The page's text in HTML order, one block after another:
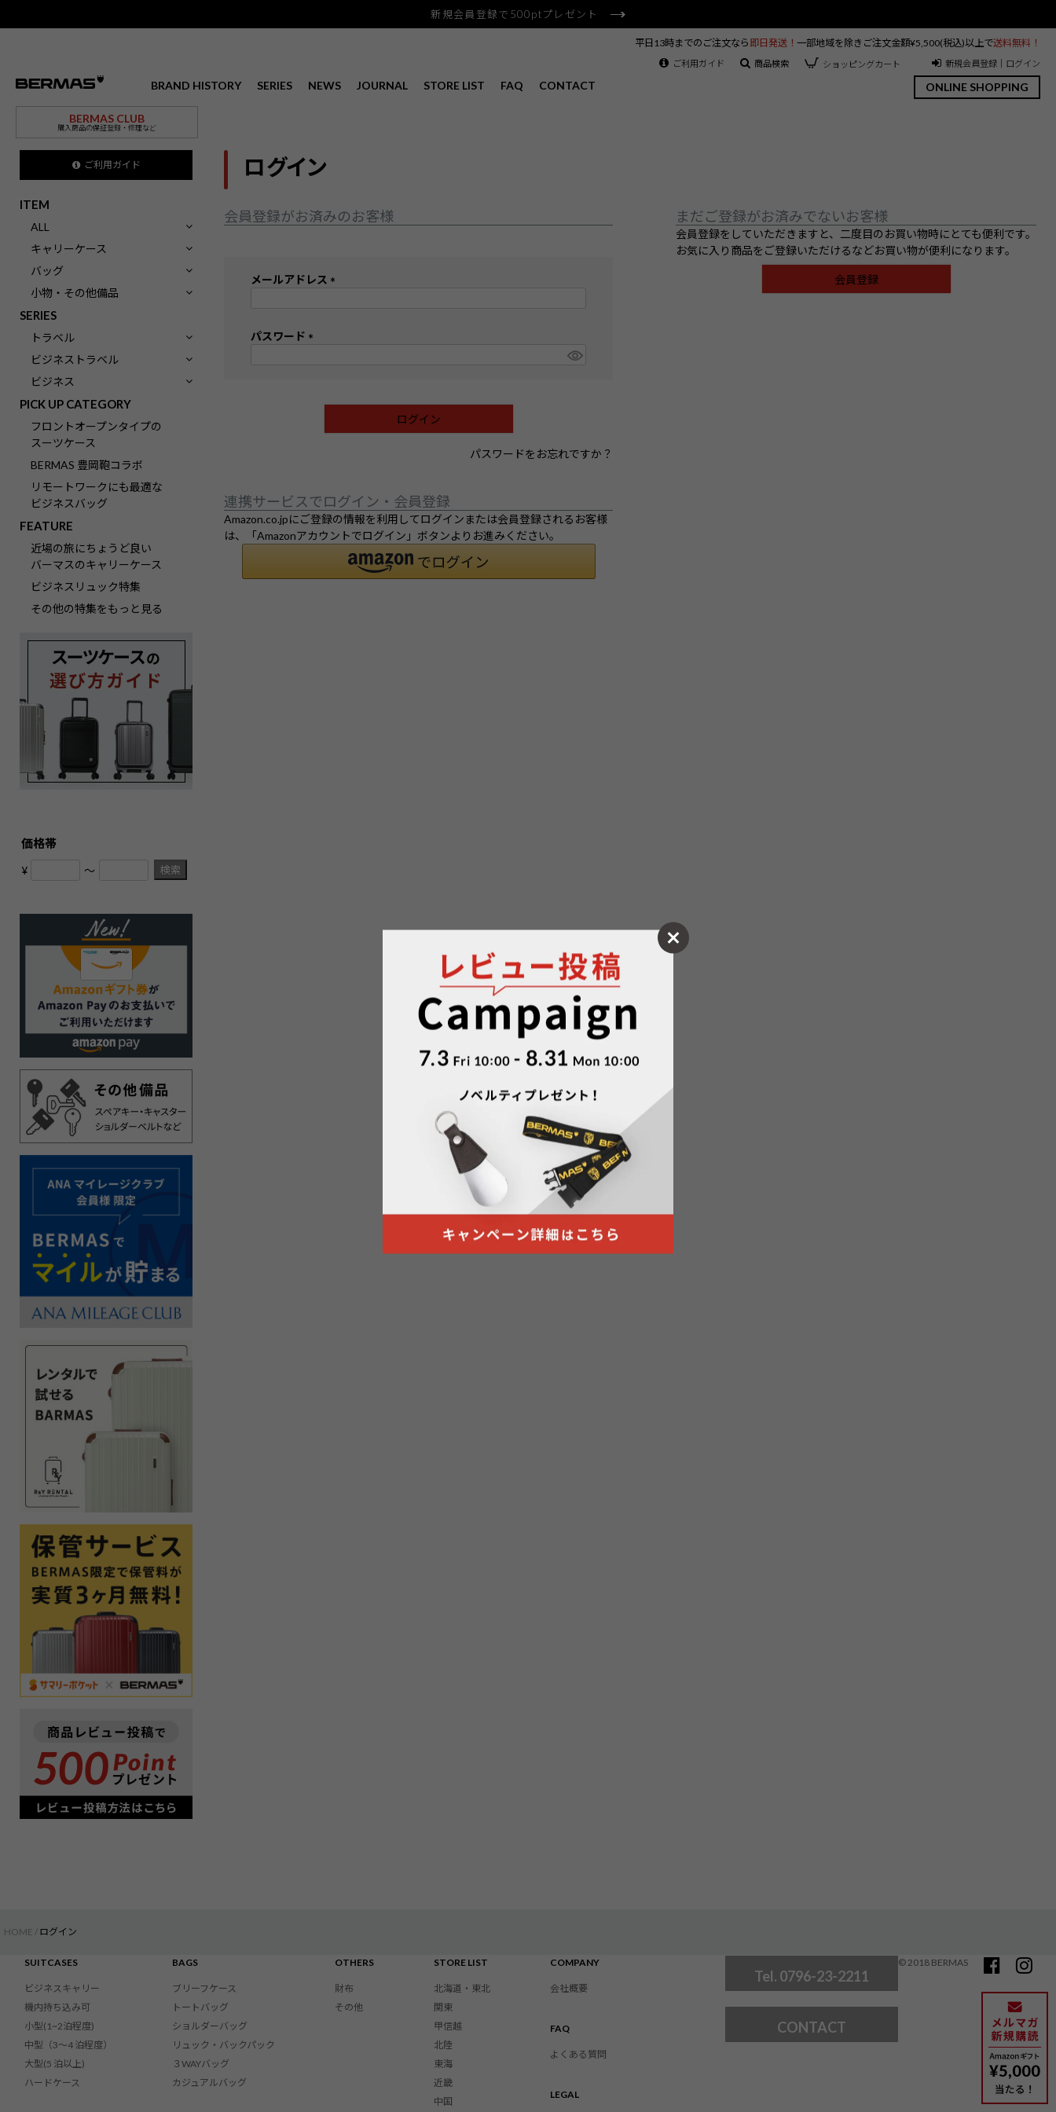
新規会員登録で500ptプレゼント
BRAND HISTORY SERIES NEWS JOURNAL STORE LIST FAQ CONTACT
BERMAS CLUB
購入商品の保証登録・修理など
ONLINE SHOPPING
平日13時までのご注文なら 即日発送！ 一部地域を除きご注文金額¥5,500(税込)以上で送料無料！
ご利用ガイド 商品検索 ショッピングカート 新規会員登録｜ログイン
ご利用ガイド
ITEM
ALL
キャリーケース
バッグ
小物・その他備品
SERIES
トラベル
ビジネストラベル
ビジネス
PICK UP CATEGORY
フロントオープンタイプの
スーツケース
BERMAS 豊岡鞄コラボ
リモートワークにも最適な
ビジネスバッグ
FEATURE
近場の旅にちょうど良い
バーマスのキャリーケース
ビジネスリュック特集
その他の特集をもっと見る
価格帯
¥ 〜 検索
ログイン
会員登録がお済みのお客様
メールアドレス
パスワード
ログイン
パスワードをお忘れですか？
連携サービスでログイン・会員登録
Amazon.co.jpにご登録の情報を利用してログインまたは会員登録されるお客様
は、「Amazonアカウントでログイン」ボタンよりお進みください。
まだご登録がお済みでないお客様
会員登録をしていただきますと、二度目のお買い物時にとても便利です。
お気に入り商品をご登録いただけるなどお買い物が便利になります。
会員登録
HOME ログイン
SUITCASES
ビジネスキャリー
機内持ち込み可
小型(1~2泊程度)
中型（3〜4 泊程度）
大型(5 泊以上)
ハードケース
BAGS
ブリーフケース
トートバッグ
ショルダーバッグ
リュック・バックパック
３WAYバッグ
カジュアルバッグ
OTHERS
財布
その他
STORE LIST
北海道・東北
関東
甲信越
北陸
東海
近畿
中国
COMPANY
会社概要
FAQ
よくある質問
LEGAL
Tel. 0796-23-2211
CONTACT
© 2018 BERMAS